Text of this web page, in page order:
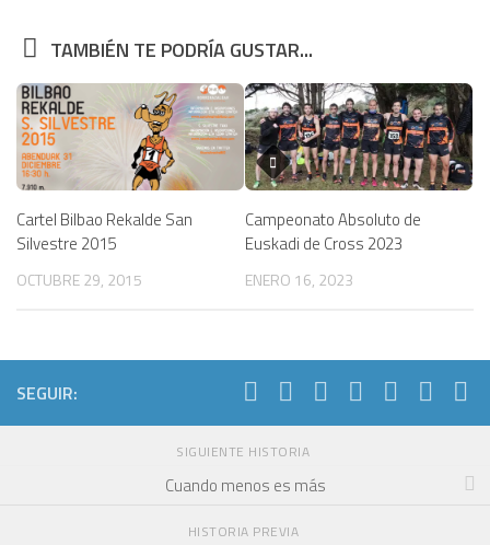
TAMBIÉN TE PODRÍA GUSTAR...
Cartel Bilbao Rekalde San
Silvestre 2015
OCTUBRE 29, 2015
Campeonato Absoluto de
Euskadi de Cross 2023
ENERO 16, 2023
SEGUIR:
SIGUIENTE HISTORIA
Cuando menos es más
HISTORIA PREVIA